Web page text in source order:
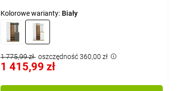
Kolorowe warianty: Biały
1 775,99 zł oszczędność 360,00 zł
1 415,99 zł